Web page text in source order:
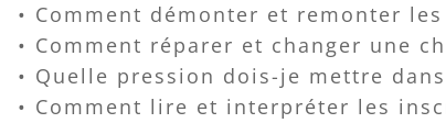
• Comment démonter et remonter
• Comment réparer et changer une
• Quelle pression dois-je mettre
• Comment lire et interpréter les